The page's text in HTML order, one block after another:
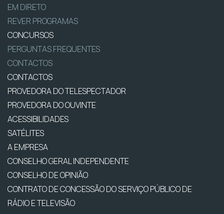
EM DIRETO
REVER PROGRAMAS
CONCURSOS
PERGUNTAS FREQUENTES
CONTACTOS
CONTACTOS
PROVEDORA DO TELESPECTADOR
PROVEDORA DO OUVINTE
ACESSIBILIDADES
SATÉLITES
A EMPRESA
CONSELHO GERAL INDEPENDENTE
CONSELHO DE OPINIÃO
CONTRATO DE CONCESSÃO DO SERVIÇO PÚBLICO DE
RÁDIO E TELEVISÃO